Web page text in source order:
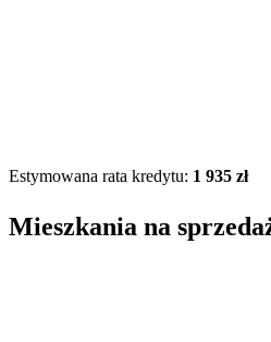
Estymowana rata kredytu: 1 935 zł
Mieszkania na